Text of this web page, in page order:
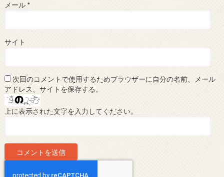
メール *
サイト
次回のコメントで使用するためブラウザーに自分の名前、メール
アドレス、サイトを保存する。
上に表示された文字を入力してください。